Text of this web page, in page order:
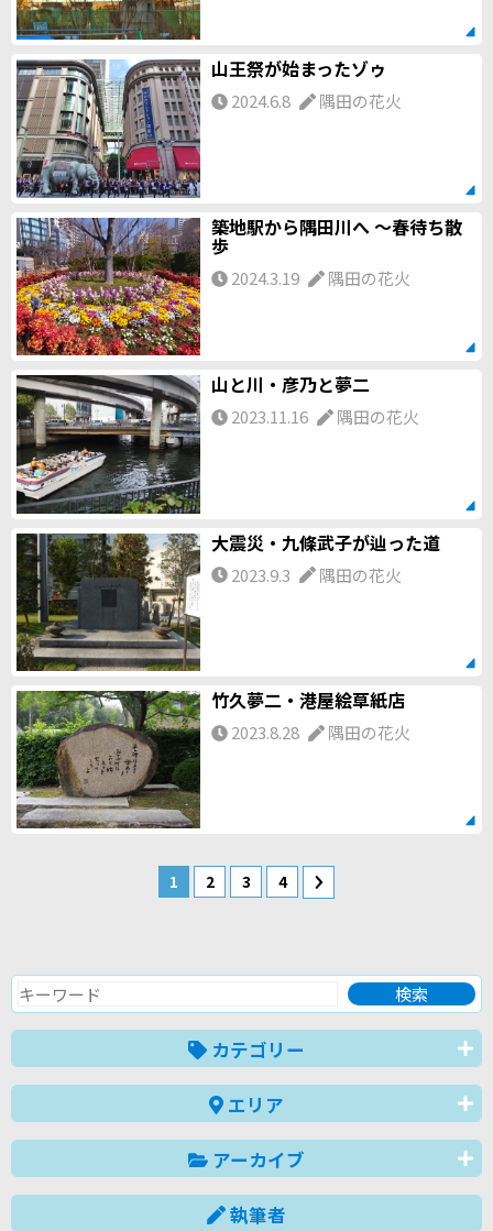
山王祭が始まったゾゥ
2024.6.8 隅田の花火
築地駅から隅田川へ 〜春待ち散
歩
2024.3.19 隅田の花火
山と川・彦乃と夢二
2023.11.16 隅田の花火
大震災・九條武子が辿った道
2023.9.3 隅田の花火
竹久夢二・港屋絵草紙店
2023.8.28 隅田の花火
1 2 3 4
カテゴリー
エリア
アーカイブ
執筆者